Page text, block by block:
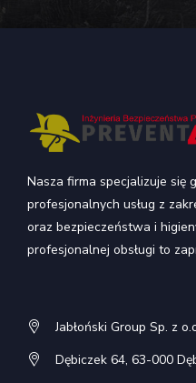
Nasza firma specjalizuje się
profesjonalnych usług z
oraz bezpieczeństwa i
profesjonalnej obsługi to
Jabłoński Group Sp. z
Dębiczek 64, 63-000